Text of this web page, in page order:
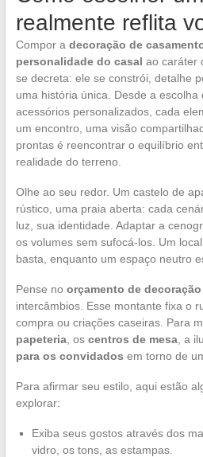
realmente reflita
Compor a decoração de
personalidade do casal ao caráter
se decreta: ele se constrói, detalhe
uma história única. Desde a escolha
acessórios personalizados, cada
um encontro, uma visão
prontas é reencontrar o equilíbrio
realidade do terreno.
Olhe ao seu redor. Um castelo de
rústico, uma praia aberta: cada
luz, sua identidade. Adaptar a
os volumes sem sufocá-los. Um
basta, enquanto um espaço neutro
Pense no orçamento de decoração
intercâmbios. Esse montante fixa o
compra ou criações caseiras. Para
papeteria, os centros de mesa, a
para os convidados em torno de
Para afirmar seu estilo, aqui estão
explorar:
Exiba seus gostos através dos
vidro, os tons, as estampas.